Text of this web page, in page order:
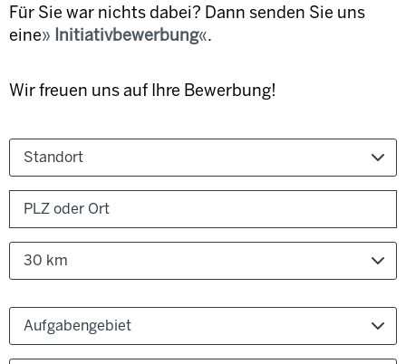
Für Sie war nichts dabei? Dann senden Sie uns
eine
Initiativbewerbung .
Wir freuen uns auf Ihre Bewerbung!
Standort
30 km
Aufgabengebiet